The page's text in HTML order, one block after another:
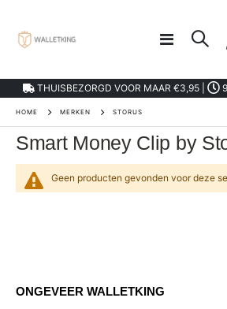
Toggle
THUISBEZORGD VOOR MAAR €3,95 |
HOME MERKEN STORUS
Smart Money Clip by
Geen producten gevonden voor deze
ONGEVEER WALLETKING